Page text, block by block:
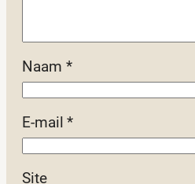
Naam *
E-mail*
Site